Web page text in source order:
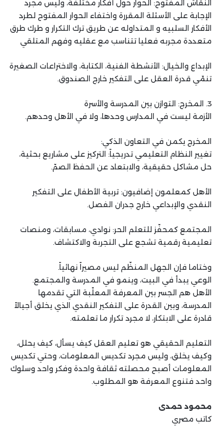
النقاش المفتوح: الحوار حول أفكار مختلفة، وليس مجرد
الإجابة على الأسئلة المقررة واختفاء الحوار المفتوح لطرد
الأفكار السلبيه و المتداوله عن طريق ترك التكرار و طرك طرق
متعددة مجربه فعليا تتناسب مع عقليه وفهم المتلقي
الإبداع والخيال: الأنشطة الفنية، الكتابة، والاختراعات الصغيرة
تنمّي قدرة العقل على التفكير خارج الصندوق.
3. المخرج: التوازن بين المدرسة والأسرة
الأزمة ليست في المدارس وحدها، ولا في الأهل وحدهم.
المخرج يكمن في التعاون الذكي:
تغيير النظام التعليمي تدريجياً: التركيز على مشاريع بحثية،
حل مشاكل حقيقية، والابتعاد عن الحفظ الصمّ.
الأهل كمعلمون إضافيون: تربية الأطفال على التفكير
النقدي والإبداعي خارج جدران الفصل.
المجتمع كمحفّز للتعلم الحر: نوادي، مسابقات، ومنصات
تعليمية رقمية تشجع على التجربة والاكتشاف.
وختاما فإن الجهل المنظّم ليس مصيراً نهائياً.
الوعي يبدأ في البيت، وينمو في المدرسة والمجتمع.
الأهل هم الجسر بين المعرفة المعلّبة التي تقدمها
المدرسة، وبين القدرة على التفكير النقدي الذي يخلق أجيالاً
قادرة على الابتكار، لا مجرد تكرار ما تعلمته.
التعليم الحقيقي هو تعليم العقل كيف يسأل، كيف يحلل،
وكيف يخلق، وليس مجرد تكديس المعلومات، وحتي تكديس
المعلومات أصبح محصلته ثقافة واحدة وفكر واحد وسلوك
واحد فتنوع المعرفة هو المطلوب.
محمود حمدى
كاتب مصري